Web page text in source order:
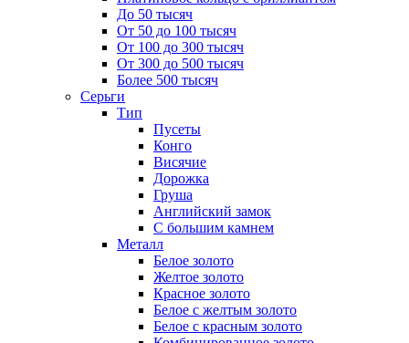
До 50 тысяч
От 50 до 100 тысяч
От 100 до 300 тысяч
От 300 до 500 тысяч
Более 500 тысяч
Серьги
Тип
Пусеты
Конго
Висячие
Дорожка
Груша
Английский замок
С большим камнем
Металл
Белое золото
Желтое золото
Красное золото
Белое с желтым золото
Белое с красным золото